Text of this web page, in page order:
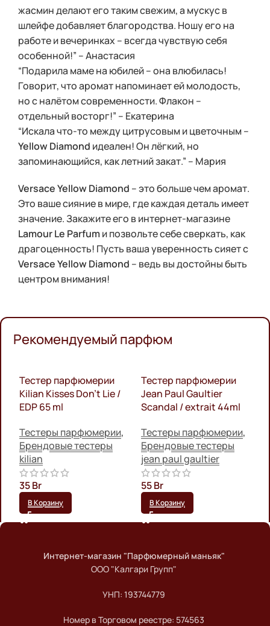
жасмин делают его таким свежим, а мускус в
шлейфе добавляет благородства. Ношу его на
работе и вечеринках – всегда чувствую себя
особенной!” – Анастасия
“Подарила маме на юбилей – она влюбилась!
Говорит, что аромат напоминает ей молодость,
но с налётом современности. Флакон –
отдельный восторг!” – Екатерина
“Искала что-то между цитрусовым и цветочным –
Yellow Diamond идеален! Он лёгкий, но
запоминающийся, как летний закат.” – Мария
Versace Yellow Diamond – это больше чем аромат.
Это ваше сияние в мире, где каждая деталь имеет
значение. Закажите его в интернет-магазине
Lamour Le Parfumи позвольте себе сверкать, как
драгоценность! Пусть ваша уверенность сияет с
Versace Yellow Diamond – ведь вы достойны быть
центром внимания!
Рекомендуемый парфюм
Тестер парфюмерии
Kilian Kisses Don’t Lie /
EDP 65 ml
Тестеры парфюмерии,
Брендовые тестеры
kilian
35Br
В Корзину
Тестер парфюмерии
Jean Paul Gaultier
Scandal / extrait 44ml
Тестеры парфюмерии,
Брендовые тестеры
jean paul gaultier
55Br
В Корзину
Интернет-магазин "Парфюмерный маньяк"
ООО "Калгари Групп"
УНП: 193744779
Номер в Торговом реестре: 574563